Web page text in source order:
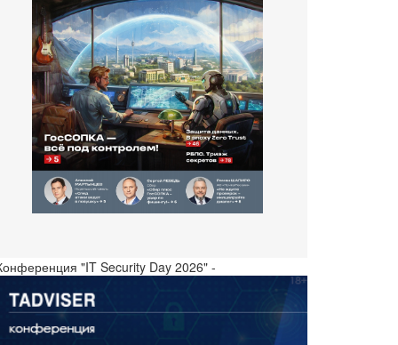
"IT Security Day 2026" -